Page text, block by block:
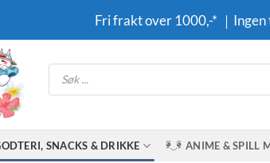
Fri frakt over 1000,-* ｜
Products
search
SNACKS & DRIKKE ANIME & SPILL